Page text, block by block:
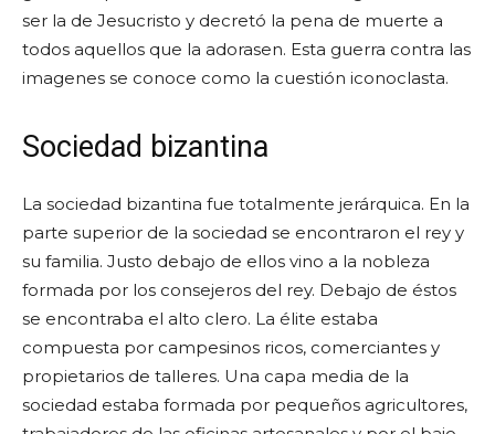
ser la de Jesucristo y decretó la pena de muerte a
todos aquellos que la adorasen. Esta guerra contra las
imagenes se conoce como la cuestión iconoclasta.
Sociedad bizantina
La sociedad bizantina fue totalmente jerárquica. En la
parte superior de la sociedad se encontraron el rey y
su familia. Justo debajo de ellos vino a la nobleza
formada por los consejeros del rey. Debajo de éstos
se encontraba el alto clero. La élite estaba
compuesta por campesinos ricos, comerciantes y
propietarios de talleres. Una capa media de la
sociedad estaba formada por pequeños agricultores,